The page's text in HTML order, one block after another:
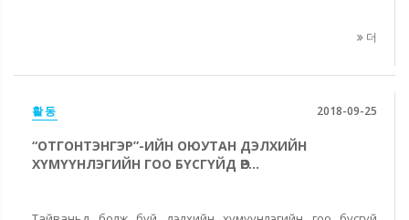
더
활동 2018-09-25
“ОТГОНТЭНГЭР”-ИЙН ОЮУТАН ДЭЛХИЙН
ХҮМҮҮНЛЭГИЙН ГОО БҮСГҮЙД ӨР...